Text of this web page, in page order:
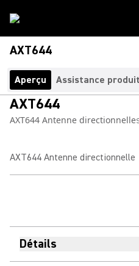
AXT644
Aperçu Assistance produit
AXT644
AXT644 Antenne directionnelle
AXT644 Antenne directionnelle
Détails